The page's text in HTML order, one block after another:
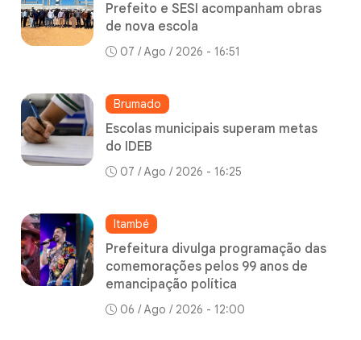
Prefeito e SESI acompanham obras
de nova escola
07 / Ago / 2026 - 16:51
Brumado
Escolas municipais superam metas
do IDEB
07 / Ago / 2026 - 16:25
Itambé
Prefeitura divulga programação das
comemorações pelos 99 anos de
emancipação política
06 / Ago / 2026 - 12:00